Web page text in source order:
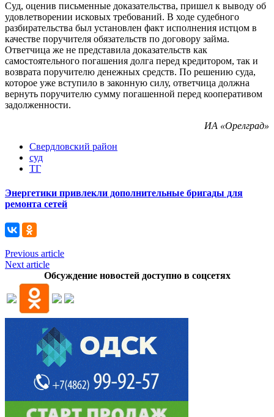
Суд, оценив письменные доказательства, пришел к выводу об
удовлетворении исковых требований. В ходе судебного
разбирательства был установлен факт исполнения истцом в
качестве поручителя обязательств по договору займа.
Ответчица же не представила доказательств как
самостоятельного погашения долга перед кредитором, так и
возврата поручителю денежных средств. По решению суда,
которое уже вступило в законную силу, ответчица должна
вернуть поручителю сумму погашенной перед кооперативом
задолженности.
ИА «Орелград»
Свердловский район
суд
ТГ
Энергетики привлекли дополнительные бригады для
ремонта сетей
Previous article
Next article
Обсуждение новостей доступно в соцсетях